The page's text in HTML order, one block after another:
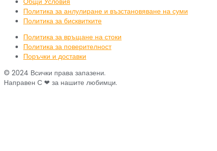
Политика за анлулиране и възстановяване на суми
Политика за бисквитките
Политика за връщане на стоки
Политика за поверителност
Поръчки и доставки
© 2024 Всички права запазени.
Направен С ❤ за нашите любимци.